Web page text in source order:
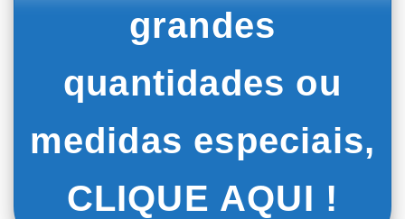
grandes
quantidades ou
medidas especiais,
CLIQUE AQUI !